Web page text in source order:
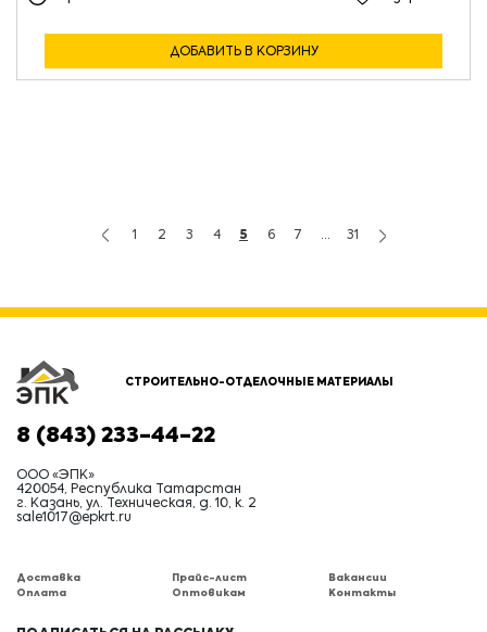
ДОБАВИТЬ В КОРЗИНУ
1 2 3 4 5 6 7 ... 31
СТРОИТЕЛЬНО-ОТДЕЛОЧНЫЕ МАТЕРИАЛЫ
8 (843) 233-44-22
ООО «ЭПК»
420054, Республика Татарстан
г. Казань, ул. Техническая, д. 10, к. 2
sale1017@epkrt.ru
Доставка
Оплата
Прайс-лист
Оптовикам
Вакансии
Контакты